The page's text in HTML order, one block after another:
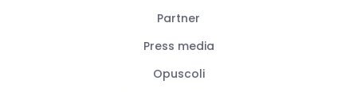
Partner
Press media
Opuscoli